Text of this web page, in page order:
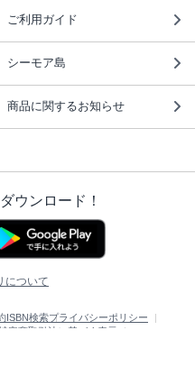
ご利用ガイド
シーモア島
商品に関するお知らせ
ウンロード！
について
ISBN検索プライバシーポリシー
特定商取引法に基づく表示